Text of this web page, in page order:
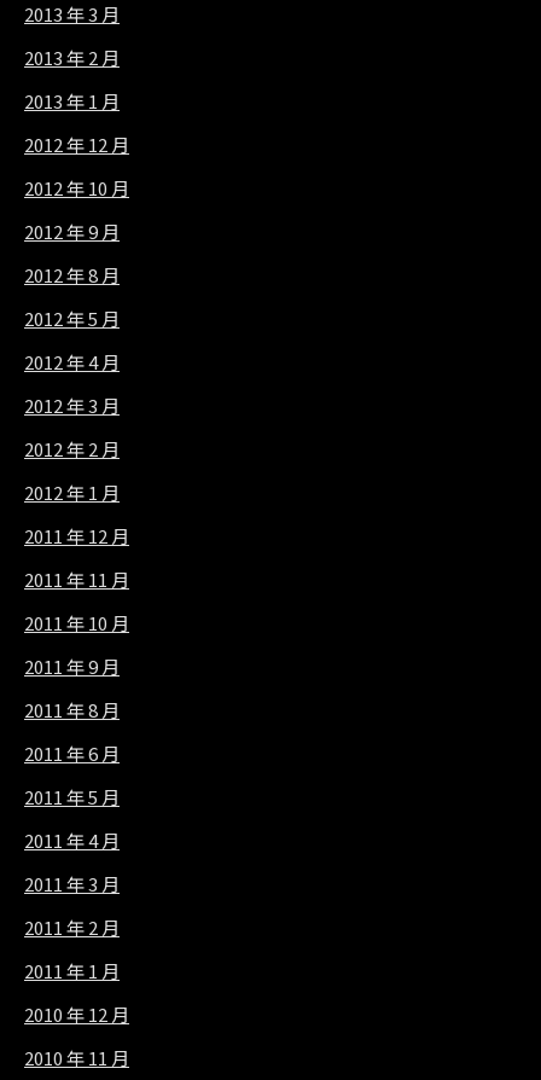
2013 年 3 月
2013 年 2 月
2013 年 1 月
2012 年 12 月
2012 年 10 月
2012 年 9 月
2012 年 8 月
2012 年 5 月
2012 年 4 月
2012 年 3 月
2012 年 2 月
2012 年 1 月
2011 年 12 月
2011 年 11 月
2011 年 10 月
2011 年 9 月
2011 年 8 月
2011 年 6 月
2011 年 5 月
2011 年 4 月
2011 年 3 月
2011 年 2 月
2011 年 1 月
2010 年 12 月
2010 年 11 月